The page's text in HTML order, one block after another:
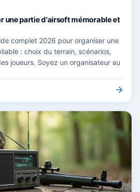
une partie d'airsoft mémorable et
complet 2026 pour organiser une
: choix du terrain, scénarios,
joueurs. Soyez un organisateur au